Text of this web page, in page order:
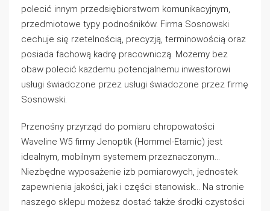
polecić innym przedsiębiorstwom komunikacyjnym,
przedmiotowe typy podnośników. Firma Sosnowski
cechuje się rzetelnością, precyzją, terminowością oraz
posiada fachową kadrę pracowniczą. Możemy bez
obaw polecić każdemu potencjalnemu inwestorowi
usługi świadczone przez usługi świadczone przez firmę
Sosnowski.
Przenośny przyrząd do pomiaru chropowatości
Waveline W5 firmy Jenoptik (Hommel-Etamic) jest
idealnym, mobilnym systemem przeznaczonym…
Niezbędne wyposażenie izb pomiarowych, jednostek
zapewnienia jakości, jak i części stanowisk… Na stronie
naszego sklepu możesz dostać także środki czystości